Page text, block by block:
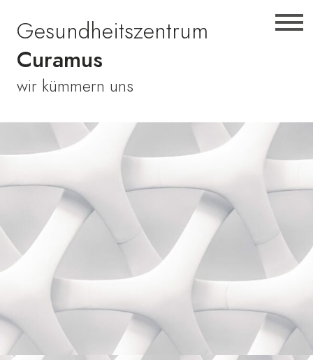
Hauptnavigation
springen
main
content
Fußzeile
springen
Gesundheitszentrum
Curamus
wir kümmern uns